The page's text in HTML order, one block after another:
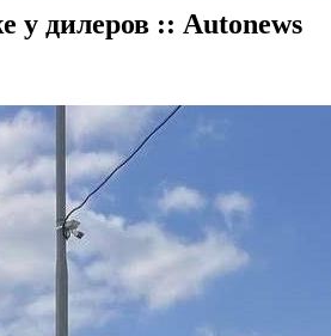
дилеров :: Autonews